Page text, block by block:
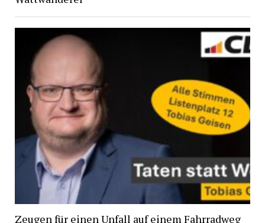
Zeugen für einen Unfall auf einem Fahrradweg